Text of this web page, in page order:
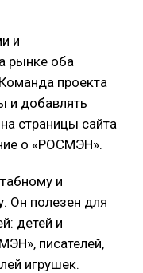
и
рынке оба
проекта
и добавлять
страницы сайта
о «РОСМЭН».
и
Он полезен для
детей и
писателей,
игрушек.